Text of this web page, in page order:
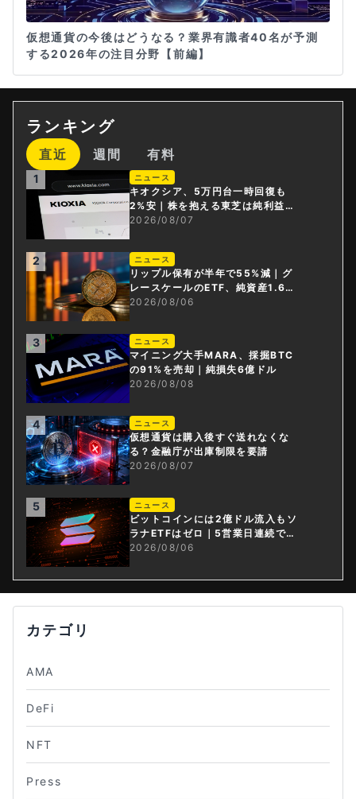
仮想通貨の今後はどうなる？業界有識者40名が予測
する2026年の注目分野【前編】
ランキング
直近 週間 有料
1 ニュース
キオクシア、5万円台一時回復も
2%安｜株を抱える東芝は純利益3
0倍
2026/08/07
2 ニュース
リップル保有が半年で55%減｜グ
レースケールのETF、純資産1.6億
ドル減
2026/08/06
3 ニュース
マイニング大手MARA、採掘BTC
の91%を売却｜純損失6億ドル
2026/08/08
4 ニュース
仮想通貨は購入後すぐ送れなくな
る？金融庁が出庫制限を要請
2026/08/07
5 ニュース
ビットコインには2億ドル流入もソ
ラナETFはゼロ｜5営業日連続で停
止
2026/08/06
カテゴリ
AMA
DeFi
NFT
Press